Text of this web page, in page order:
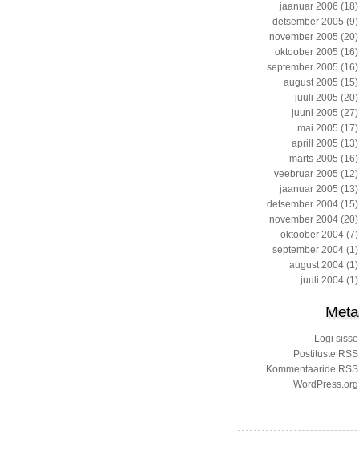
jaanuar 2006 (18)
detsember 2005 (9)
november 2005 (20)
oktoober 2005 (16)
september 2005 (16)
august 2005 (15)
juuli 2005 (20)
juuni 2005 (27)
mai 2005 (17)
aprill 2005 (13)
märts 2005 (16)
veebruar 2005 (12)
jaanuar 2005 (13)
detsember 2004 (15)
november 2004 (20)
oktoober 2004 (7)
september 2004 (1)
august 2004 (1)
juuli 2004 (1)
Meta
Logi sisse
Postituste RSS
Kommentaaride RSS
WordPress.org